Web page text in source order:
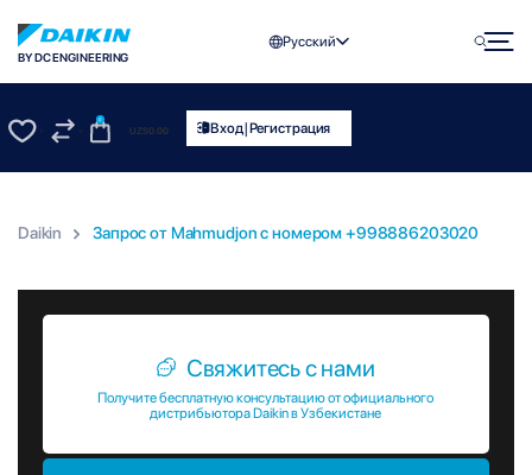
BY DC ENGINEERING
Русский
0
UZS0.00 Вход|Регистрация
Daikin Запрос от Mahmudjon c номером +998886203020
Свяжитесь с нами
Получите бесплатную консультацию от официального
дистрибьютора Daikin в Узбекистане